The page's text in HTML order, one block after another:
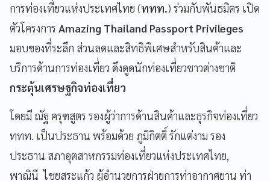
การท่องเที่ยวแห่งประเทศไทย (ททท.) ร่วมกับพันธมิตร เปิด
ตัวโครงการ Amazing Thailand Passport Privileges
มอบของที่ระลึก ส่วนลดและสิทธิพิเศษสำหรับสินค้าและ
บริการด้านการท่องเที่ยว ดึงดูดนักท่องเที่ยวชาวต่างชาติ
กระตุ้นเศรษฐกิจท่องเที่ยว
โดยมี ณัฐ ครุฑสูตร รองผู้ว่าการด้านสินค้าและธุรกิจท่องเที่ยว
ททท. เป็นประธาน พร้อมด้วย ภูมิกิตติ์ รักแต่งาม รอง
ประธาน สภาอุตสาหกรรมท่องเที่ยวแห่งประเทศไทย,
พาณินี ไชยสระแก้ว ผู้อำนวยการฝ่ายการท่าอากาศยาน ท่า